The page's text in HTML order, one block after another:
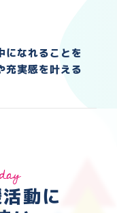
になれることを
充実感を叶える
動に